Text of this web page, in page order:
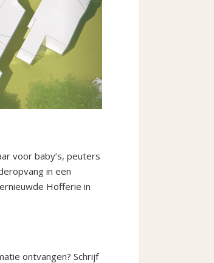
voor baby’s, peuters
in een
Hofferie in
ontvangen? Schrijf